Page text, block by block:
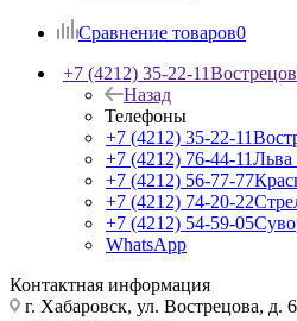
Сравнение товаров0
+7 (4212) 35-22-11
Назад
Телефоны
+7 (4212) 35-22-11
+7 (4212) 76-44-11Льва
+7 (4212) 56-77-77
+7 (4212) 74-20-22
+7 (4212) 54-59-05
WhatsApp
Контактная информация
г. Хабаровск, ул. Вострецова, д. 6